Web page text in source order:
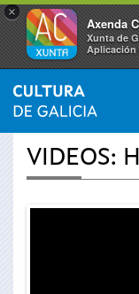
×
Axenda
Xunta de
Aplicación
Se
encuentra
INICIO ›
VIDEOS: